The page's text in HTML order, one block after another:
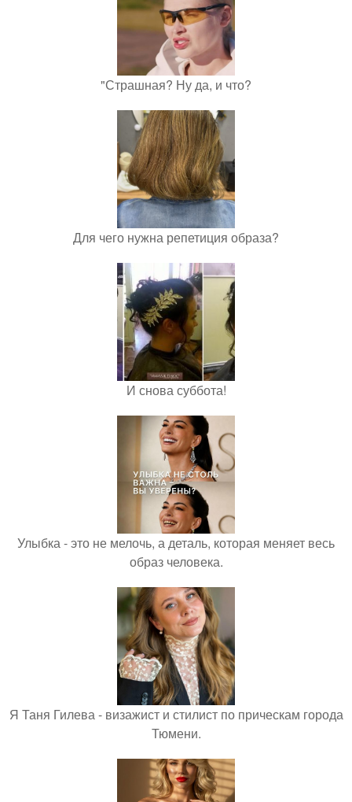
"Страшная? Ну да, и что?
Для чего нужна репетиция образа?
И снова суббота!
Улыбка - это не мелочь, а деталь, которая меняет весь
образ человека.
Я Таня Гилева - визажист и стилист по прическам города
Тюмени.